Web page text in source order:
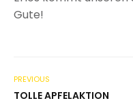
Gute!
PREVIOUS
TOLLE APFELAKTION